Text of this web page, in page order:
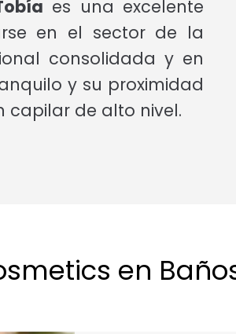
es una excelente
en el sector de la
consolidada y en
y su proximidad
capilar de alto nivel.
en